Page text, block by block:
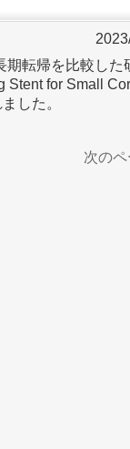
期転帰を比較した
Stent for Small
した。
次の